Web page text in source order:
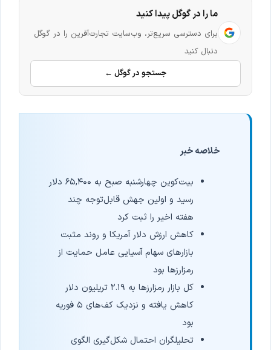
ما را در گوگل پیدا کنید
برای دسترسی سریع‌تر، وب‌سایت تجارت‌آفرین را در گوگل
دنبال کنید
جستجو در گوگل ←
خلاصه خبر
بیت‌کوین چهارشنبه صبح به ۶۵,۴۰۰ دلار
رسید و اولین جهش قابل‌توجه چند
هفته اخیر را ثبت کرد
کاهش ارزش دلار آمریکا و روند مثبت
بازارهای سهام آسیایی عامل حمایت از
رمزارزها بود
کل بازار رمزارزها به ۲.۱۹ تریلیون دلار
کاهش یافته و نزدیک کف‌های ۵ فوریه
بود
تحلیلگران احتمال شکل‌گیری الگوی